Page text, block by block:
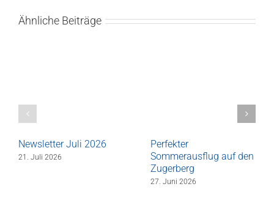
Ähnliche Beiträge
Newsletter Juli 2026
21. Juli 2026
Perfekter
Sommerausflug auf den
Zugerberg
27. Juni 2026